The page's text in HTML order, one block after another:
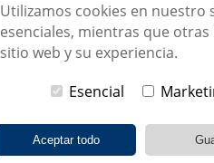
Utilizamos cookies en nuestro
esenciales, mientras que
sitio web y su experiencia.
Esencial
DRA.